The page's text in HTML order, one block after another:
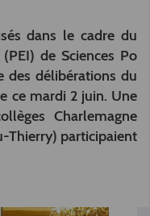
dans le cadre du
de Sciences Po
des délibérations du
ce mardi 2 juin. Une
Charlemagne
Thierry) participaient